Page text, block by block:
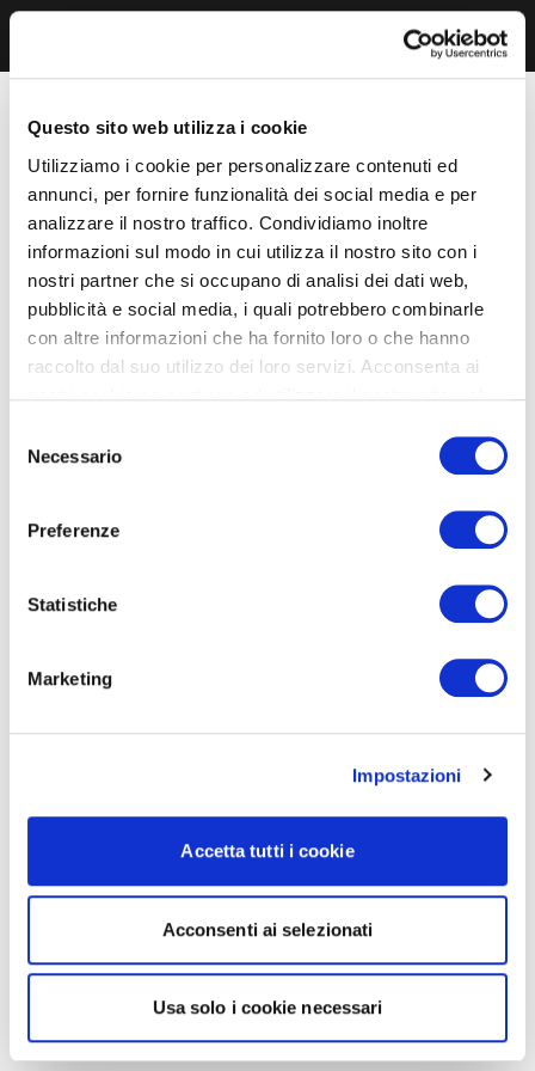
Questo sito web utilizza i cookie
Utilizziamo i cookie per personalizzare contenuti ed
annunci, per fornire funzionalità dei social media e per
analizzare il nostro traffico. Condividiamo inoltre
informazioni sul modo in cui utilizza il nostro sito con i
nostri partner che si occupano di analisi dei dati web,
pubblicità e social media, i quali potrebbero combinarle
con altre informazioni che ha fornito loro o che hanno
raccolto dal suo utilizzo dei loro servizi. Acconsenta ai
delNecessario
Preferenze
Statistiche
Marketing
Impostazioni
Accetta tutti i cookie
Acconsenti ai selezionati
Usa solo i cookie necessari